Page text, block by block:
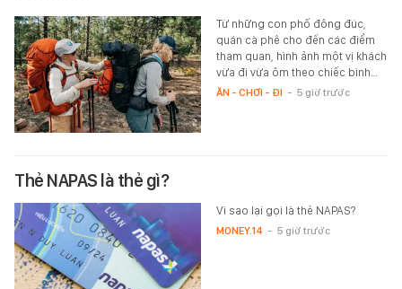
Từ những con phố đông đúc,
quán cà phê cho đến các điểm
tham quan, hình ảnh một vị khách
vừa đi vừa ôm theo chiếc bình…
ĂN - CHƠI - ĐI - 5 giờ trước
Thẻ NAPAS là thẻ gì?
Vì sao lại gọi là thẻ NAPAS?
MONEY.14 - 5 giờ trước